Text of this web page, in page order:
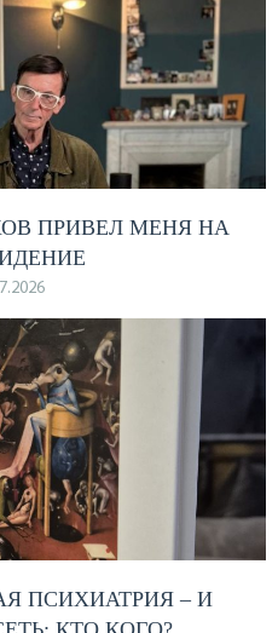
ПРИВЕЛ МЕНЯ НА
ПСИХИАТРИЯ – И